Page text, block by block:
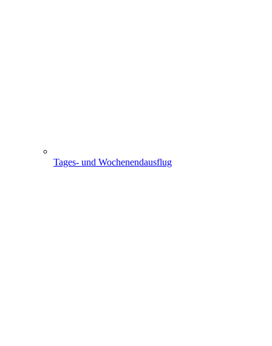
Tages- und Wochenendausflug